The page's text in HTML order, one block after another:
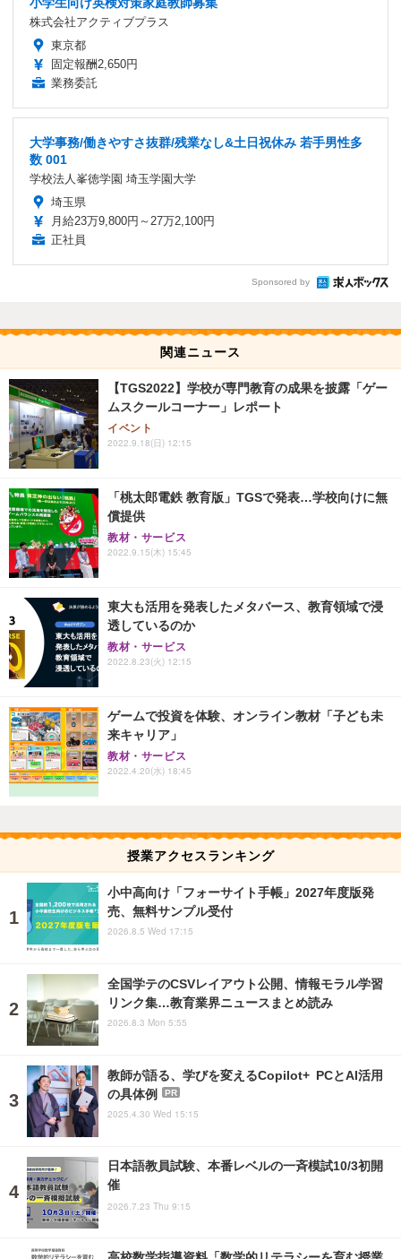
株式会社アクティブプラス
東京都
固定報酬2,650円
業務委託
大学事務/働きやすさ抜群/残業なし&土日祝休み 若手男性多
数 001
学校法人峯徳学園 埼玉学園大学
埼玉県
月給23万9,800円～27万2,100円
正社員
Sponsored by
関連ニュース
【TGS2022】学校が専門教育の成果を披露「ゲー
ムスクールコーナー」レポート
イベント
2022.9.18(日) 12:15
「桃太郎電鉄 教育版」TGSで発表…学校向けに無
償提供
教材・サービス
2022.9.15(木) 15:45
東大も活用を発表したメタバース、教育領域で浸
透しているのか
教材・サービス
2022.8.23(火) 12:15
ゲームで投資を体験、オンライン教材「子ども未
来キャリア」
教材・サービス
2022.4.20(水) 18:45
授業アクセスランキング
小中高向け「フォーサイト手帳」2027年度版発
売、無料サンプル受付
2026.8.5 Wed 17:15
全国学テのCSVレイアウト公開、情報モラル学習
リンク集…教育業界ニュースまとめ読み
2026.8.3 Mon 5:55
教師が語る、学びを変えるCopilot+ PCとAI活用
の具体例
PR
2025.4.30 Wed 15:15
日本語教員試験、本番レベルの一斉模試10/3初開
催
2026.7.23 Thu 9:15